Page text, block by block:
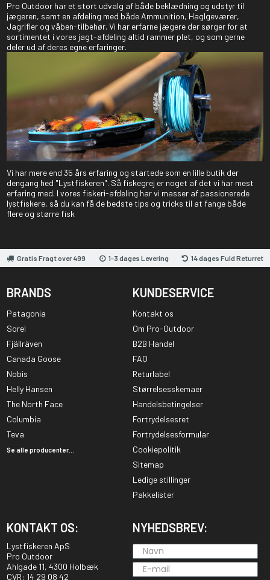
Pro Outdoor har et stort udvalg af både beklædning og udstyr til
jægeren, samt en afdeling med både Ammunition, Haglgeværer,
Jagrifler og våben-tilbehør. Vi har erfarne jægere der sørger for at
sortimentet i vores jagt-afdeling altid rammer plet, og som gerne
deler ud af deres egne erfaringer.
Vi har mere end 35 års erfaring og startede som en lille butik der
dengang hed "Lystfiskeren". Så fiskegrej er noget af det vi har mest
erfaring med. I vores fiskeri-afdeling har vi masser af passionerede
lystfiskere, så du kan få de bedste tips og tricks til at fange både
flere og større fisk
Gratis Fragt over 499 1-3 dages Levering 14 dages Fuld Returret
BRANDS
Patagonia
Sorel
Fjällräven
Canada Goose
Nobis
Helly Hansen
The North Face
Columbia
Teva
Se alle producenter...
KUNDESERVICE
Kontakt os
Om Pro-Outdoor
B2B Handel
FAQ
Returlabel
Størrelsesskemaer
Handelsbetingelser
Fortrydelsesret
Fortrydelsesformular
Cookiepolitik
Sitemap
Ledige stillinger
Pakkelister
KONTAKT OS:
Lystfiskeren ApS
Pro Outdoor
Ahlgade 11, 4300 Holbæk
CVR: 14 29 08 42
NYHEDSBREV: